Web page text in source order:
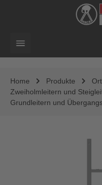
Home Produkte
Zweiholmleitern und
Grundleitern und
Bildergalerie überspringen